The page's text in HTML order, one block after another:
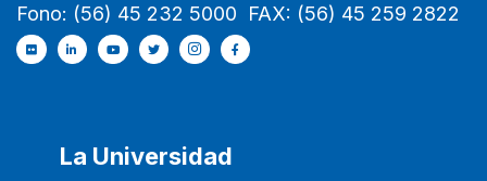
Fono: (56) 45 232 5000 FAX: (56) 45 259 2822
La Universidad